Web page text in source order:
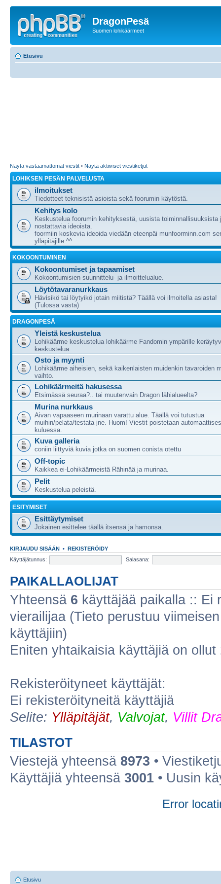
DragonPesä
Suomen lohikäärmeet
Etusivu
Näytä vastaamattomat viestit • Näytä aktiiviset viestiketjut
LOHIKSEN PESÄN PALVELUSTA
ilmoitukset
Tiedotteet teknisistä asioista sekä foorumin käytöstä.
Kehitys kolo
Keskustelua foorumin kehityksestä, uusista toiminnallisuuksista
nostattavia ideoista.
foormiin koskevia ideoida viedään eteenpäi munfoorminn.com
ylläpitäjille ^^
KOKOONTUMINEN
Kokoontumiset ja tapaamiset
Kokoontumisien suunnittelu- ja ilmoittelualue.
Löytötavaranurkkaus
Hävisikö tai löytyikö jotain miitistä? Täällä voi ilmoitella asiasta!
(Tulossa vasta)
DRAGONPESÄ
Yleistä keskustelua
Lohikäärme keskustelua lohikäärme Fandomin ympärille
keskustelua.
Osto ja myynti
Lohikäärme aiheisien, sekä kaikenlaisten muidenkin tavaroiden
vaihto.
Lohikäärmeitä hakusessa
Etsimässä seuraa?.. tai muutenvain Dragon lähialueelta?
Murina nurkkaus
Aivan vapaaseen murinaan varattu alue. Täällä voi tutustua
muihin/pelata/testata jne. Huom! Viestit poistetaan
kuluessa.
Kuva galleria
coniin liittyviä kuvia jotka on suomen conista otettu
Off-topic
Kaikkea ei-Lohikäärmeistä Rähinää ja murinaa.
Pelit
Keskustelua peleistä.
ESITYMISET
Esittäytymiset
Jokainen esittelee täällä itsensä ja hamonsa.
KIRJAUDU SISÄÄN • REKISTERÖIDY
Käyttäjätunnus:
Salasana:
PAIKALLAOLIJAT
Yhteensä 6 käyttäjää paikalla :: Ei
vierailijaa (Tieto perustuu
käyttäjiin)
Eniten yhtaikaisia käyttäjiä on ollut
Rekisteröityneet käyttäjät:
Ei rekisteröityneitä käyttäjiä
Selite: Ylläpitäjät, Valvojat, Villit
TILASTOT
Viestejä yhteensä 8973 •
Käyttäjiä yhteensä 3001 • Uusin
Error
Etusivu